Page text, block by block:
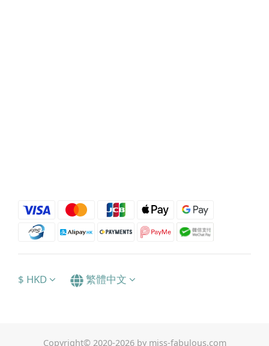
$ HKD 繁體中文
Copyright© 2020-2026 by miss-fabulous.com